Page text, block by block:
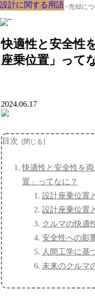
クルマの大辞典、購入･売却につ
快適性と安全性
座乗位置」って
設計に関する用語
2024.06.17
目次
快適性と安全性を
置」ってなに？
設計座乗位置
設計座乗位置
クルマの快適
安全性への影
人間工学に基
未来のクルマ
設計に関する用語
設計に関する用語
設計に関する用語
設計に関する用語
設計に関する用語
設計に関する用語
設計に関する用語
設計に関する用語